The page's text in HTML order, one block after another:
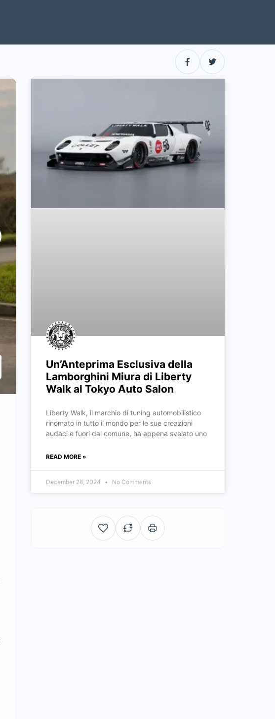
Un’Anteprima Esclusiva della
Lamborghini Miura di Liberty
Walk al Tokyo Auto Salon
Liberty Walk, il marchio di tuning automobilistico
rinomato in tutto il mondo per le sue creazioni
audaci e fuori dal comune, ha appena svelato uno
READ MORE »
December 28, 2024 No Comments